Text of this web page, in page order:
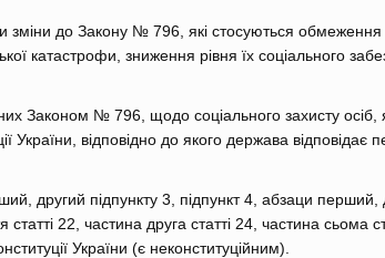
до Закону № 796, які стосуються обмеження
катастрофи, зниження рівня їх соціального
Законом № 796, щодо соціального захисту осіб,
України, відповідно до якого держава
другий підпункту 3, підпункт 4, абзаци перший,
22, частина друга статті 24, частина сьома
України (є неконституційним).